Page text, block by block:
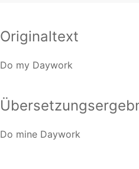
Originaltext
Do my Daywork
Do mine Daywork